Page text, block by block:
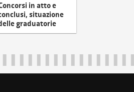
in atto e
situazione
graduatorie